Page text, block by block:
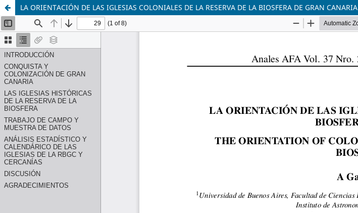
LA ORIENTACIÓN DE LAS IGLESIAS COLONIALES DE LA RESERVA DE LA BIOSFERA DE GRAN CANARIA